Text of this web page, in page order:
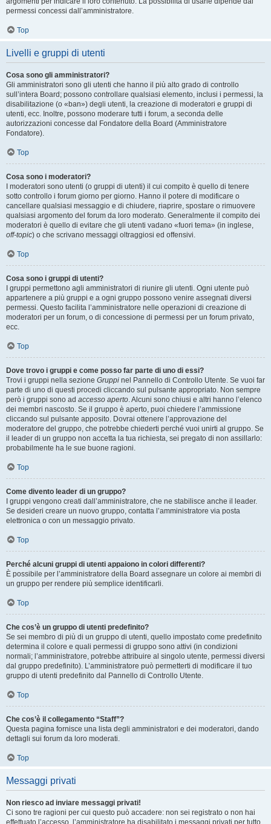
permessi concessi dall’amministratore.
Top
Livelli e gruppi di utenti
Cosa sono gli amministratori?
Gli amministratori sono gli utenti che hanno il più alto grado di controllo
sull’intera Board; possono controllare qualsiasi elemento, inclusi i permessi, la
disabilitazione (o «ban») degli utenti, la creazione di moderatori e gruppi di
utenti, ecc. Inoltre, possono moderare tutti i forum, a seconda delle
autorizzazioni concesse dal Fondatore della Board (Amministratore
Fondatore).
Top
Cosa sono i moderatori?
I moderatori sono utenti (o gruppi di utenti) il cui compito è quello di tenere
sotto controllo i forum giorno per giorno. Hanno il potere di modificare o
cancellare qualsiasi messaggio e di chiudere, riaprire, spostare o rimuovere
qualsiasi argomento del forum da loro moderato. Generalmente il compito dei
moderatori è quello di evitare che gli utenti vadano «fuori tema» (in inglese,
off-topic) o che scrivano messaggi oltraggiosi ed offensivi.
Top
Cosa sono i gruppi di utenti?
I gruppi permettono agli amministratori di riunire gli utenti. Ogni utente può
appartenere a più gruppi e a ogni gruppo possono venire assegnati diversi
permessi. Questo facilita l’amministratore nelle operazioni di creazione di
moderatori per un forum, o di concessione di permessi per un forum privato,
ecc.
Top
Dove trovo i gruppi e come posso far parte di uno di essi?
Trovi i gruppi nella sezione Gruppi nel Pannello di Controllo Utente. Se vuoi far
parte di uno di questi procedi cliccando sul pulsante appropriato. Non sempre
però i gruppi sono ad accesso aperto. Alcuni sono chiusi e altri hanno l’elenco
dei membri nascosto. Se il gruppo è aperto, puoi chiedere l’ammissione
cliccando sul pulsante apposito. Dovrai ottenere l’approvazione del
moderatore del gruppo, che potrebbe chiederti perché vuoi unirti al gruppo. Se
il leader di un gruppo non accetta la tua richiesta, sei pregato di non assillarlo:
probabilmente ha le sue buone ragioni.
Top
Come divento leader di un gruppo?
I gruppi vengono creati dall’amministratore, che ne stabilisce anche il leader.
Se desideri creare un nuovo gruppo, contatta l’amministratore via posta
elettronica o con un messaggio privato.
Top
Perché alcuni gruppi di utenti appaiono in colori differenti?
È possibile per l’amministratore della Board assegnare un colore ai membri di
un gruppo per rendere più semplice identificarli.
Top
Che cos’è un gruppo di utenti predefinito?
Se sei membro di più di un gruppo di utenti, quello impostato come predefinito
determina il colore e quali permessi di gruppo sono attivi (in condizioni
normali; l’amministratore, potrebbe attribuire al singolo utente, permessi diversi
dal gruppo predefinito). L’amministratore può permetterti di modificare il tuo
gruppo di utenti predefinito dal Pannello di Controllo Utente.
Top
Che cos’è il collegamento “Staff”?
Questa pagina fornisce una lista degli amministratori e dei moderatori, dando
dettagli sui forum da loro moderati.
Top
Messaggi privati
Non riesco ad inviare messaggi privati!
Ci sono tre ragioni per cui questo può accadere: non sei registrato o non hai
effettuato l’accesso, l’amministratore ha disabilitato i messaggi privati per tutto